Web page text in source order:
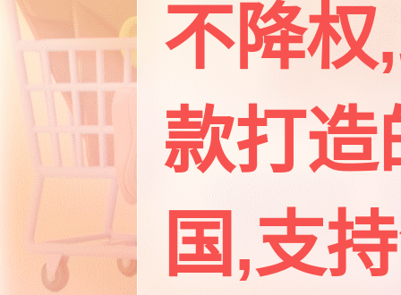
不降权
款打造
国,支